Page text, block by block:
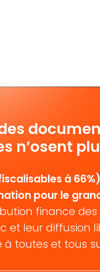
n’osent
à
pour le
finance
et leur diffusion
à toutes et tous